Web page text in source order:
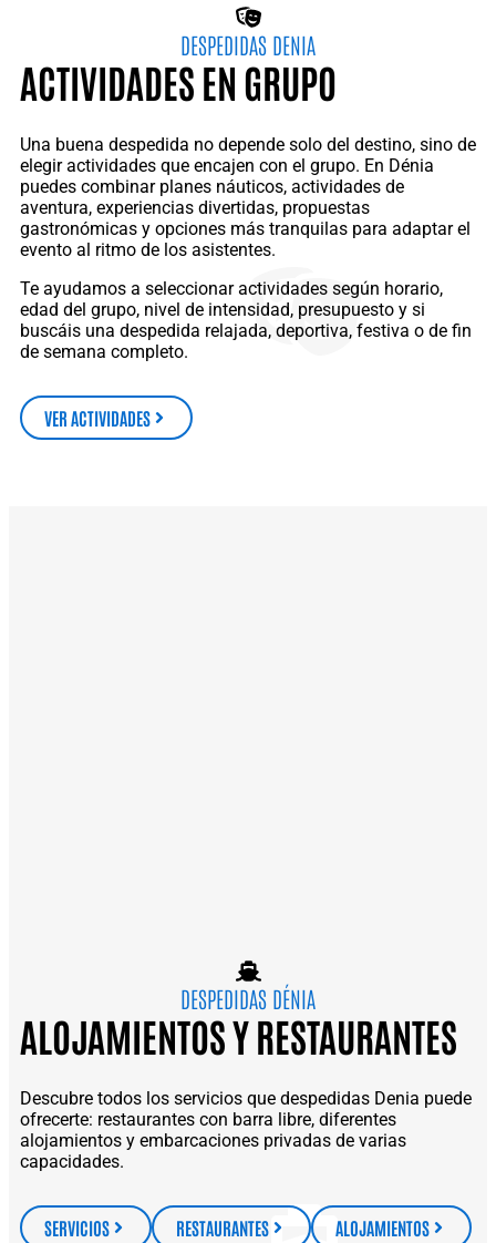
DESPEDIDAS DENIA
ACTIVIDADES EN GRUPO
Una buena despedida no depende solo del destino, sino de
elegir actividades que encajen con el grupo. En Dénia
puedes combinar planes náuticos, actividades de
aventura, experiencias divertidas, propuestas
gastronómicas y opciones más tranquilas para adaptar el
evento al ritmo de los asistentes.
Te ayudamos a seleccionar actividades según horario,
edad del grupo, nivel de intensidad, presupuesto y si
buscáis una despedida relajada, deportiva, festiva o de fin
de semana completo.
VER ACTIVIDADES
DESPEDIDAS DÉNIA
ALOJAMIENTOS Y RESTAURANTES
Descubre todos los servicios que despedidas Denia puede
ofrecerte: restaurantes con barra libre, diferentes
alojamientos y embarcaciones privadas de varias
capacidades.
SERVICIOS RESTAURANTES ALOJAMIENTOS